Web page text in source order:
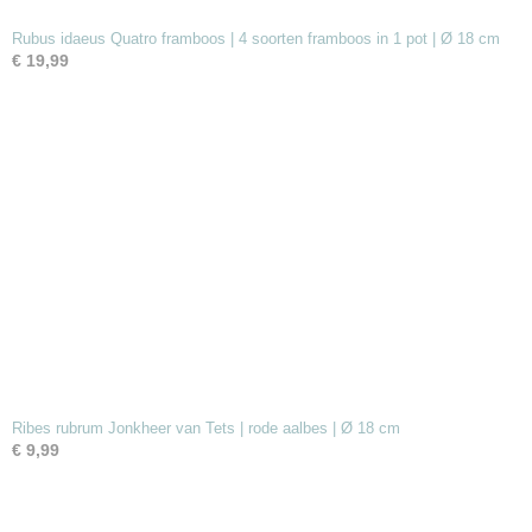
Rubus idaeus Quatro framboos | 4 soorten framboos in 1 pot | Ø 18 cm
€ 19,99
Ribes rubrum Jonkheer van Tets | rode aalbes | Ø 18 cm
€ 9,99